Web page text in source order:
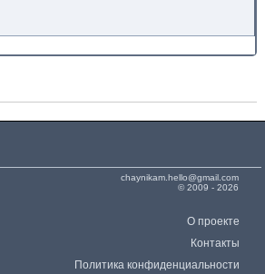
chaynikam.hello@gmail.com
© 2009 - 2026
О проекте
Контакты
Политика конфиденциальности